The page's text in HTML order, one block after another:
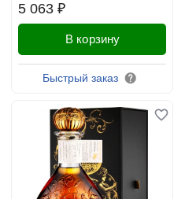
5 063 ₽
В корзину
Быстрый заказ